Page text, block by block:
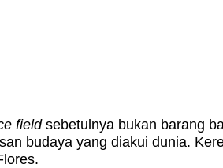
fieldsebetulnya bukan barang
budaya yang diakui dunia.